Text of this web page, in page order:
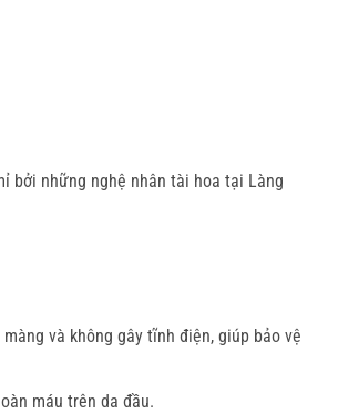
bởi những nghệ nhân tài hoa tại Làng
và không gây tĩnh điện, giúp bảo vệ
máu trên da đầu.